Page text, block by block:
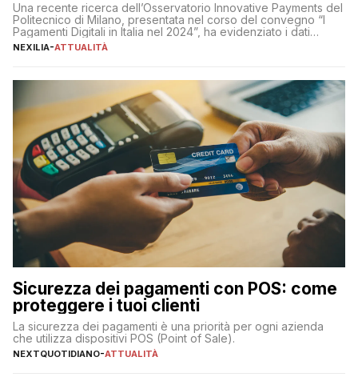
Una recente ricerca dell’Osservatorio Innovative Payments del
Politecnico di Milano, presentata nel corso del convegno “I
Pagamenti Digitali in Italia nel 2024”, ha evidenziato i dati
definitivi del primo semestre 2024 relativamente alle
NEXILIA-ATTUALITÀ
Sicurezza dei pagamenti con POS: come
proteggere i tuoi clienti
La sicurezza dei pagamenti è una priorità per ogni azienda
che utilizza dispositivi POS (Point of Sale).
NEXTQUOTIDIANO-ATTUALITÀ